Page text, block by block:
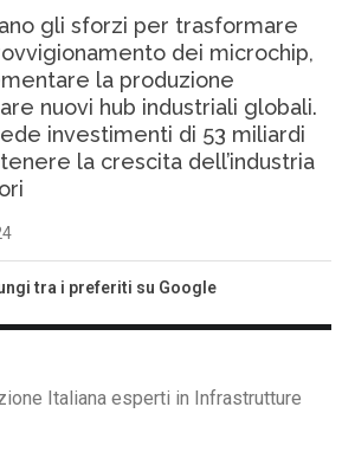
gli sforzi per trasformare
dei microchip,
la produzione
nuovi hub industriali globali.
investimenti di 53 miliardi
la crescita dell’industria
tra i preferiti su Google
Italiana esperti in Infrastrutture